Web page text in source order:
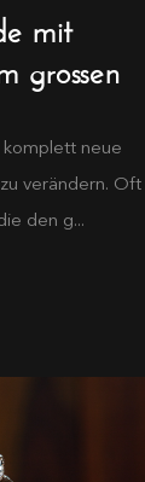
mit
grossen
komplett neue
verändern. Oft
den g...